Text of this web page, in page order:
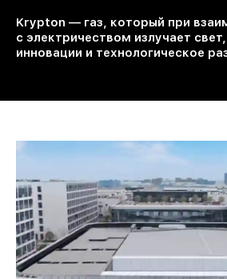
Krypton — газ, который при
с электричеством излучает
инновации и технологическое